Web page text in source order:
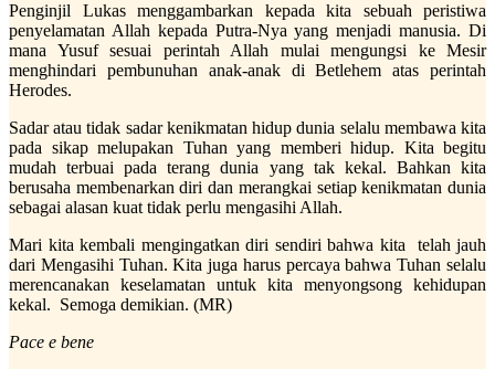
Penginjil Lukas menggambarkan kepada kita sebuah peristiwa
penyelamatan Allah kepada Putra-Nya yang menjadi manusia. Di
mana Yusuf sesuai perintah Allah mulai mengungsi ke Mesir
menghindari pembunuhan anak-anak di Betlehem atas perintah
Herodes.
Sadar atau tidak sadar kenikmatan hidup dunia selalu membawa kita
pada sikap melupakan Tuhan yang memberi hidup. Kita begitu
mudah terbuai pada terang dunia yang tak kekal. Bahkan kita
berusaha membenarkan diri dan merangkai setiap kenikmatan dunia
sebagai alasan kuat tidak perlu mengasihi Allah.
Mari kita kembali mengingatkan diri sendiri bahwa kita telah jauh
dari Mengasihi Tuhan. Kita juga harus percaya bahwa Tuhan selalu
merencanakan keselamatan untuk kita menyongsong kehidupan
kekal. Semoga demikian. (MR)
Pace e bene